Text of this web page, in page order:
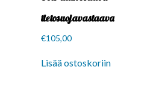
tietosuojavastaava
€105,00
Lisää ostoskoriin